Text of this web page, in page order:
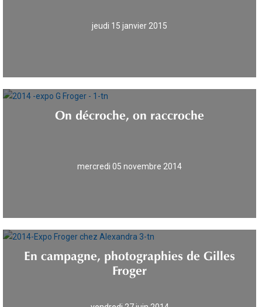
jeudi 15 janvier 2015
On décroche, on raccroche
mercredi 05 novembre 2014
En campagne, photographies de Gilles
Froger